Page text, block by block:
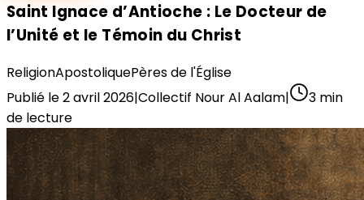
Saint Ignace d’Antioche : Le Docteur de
l’Unité et le Témoin du Christ
ReligionApostoliquePères de l'Église
Publié le2 avril 2026|Collectif Nour Al Aalam| 3 min
de lecture